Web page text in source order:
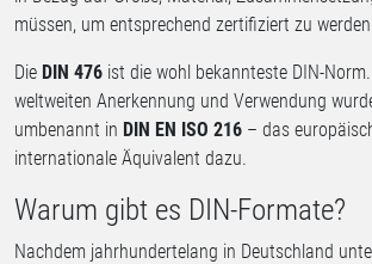
müssen, um entsprechend zertifiziert zu
Die DIN 476 ist die wohl bekannteste DIN-
weltweiten Anerkennung und Verwendung
umbenannt in DIN EN ISO 216 – das
internationale Äquivalent dazu.
Warum gibt es DIN-Formate?
Nachdem jahrhundertelang in Deutschland